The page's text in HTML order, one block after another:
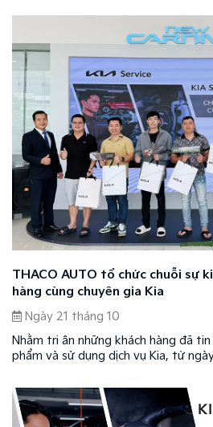
gia rút thăm trúng thưởng với nhiều
Chương trình áp dụng theo các điều
thương hiệu quy định.
THACO AUTO tổ chức chuỗi sự
hàng cùng chuyên gia Kia
Ngày 21 tháng 10
Nhằm tri ân những khách hàng đã
phẩm và sử dụng dịch vụ Kia, từ
khách hàng cùng chuyên gia Kia (Kia
kiện để khách hàng được kiểm tra
nhiều ưu đãi và quà tặng hấp dẫn.